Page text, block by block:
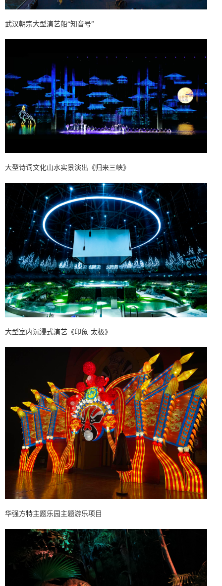
武汉朝宗大型演艺船“知音号”
大型诗词文化山水实景演出《归来三峡》
大型室内沉浸式演艺《印象·太极》
华强方特主题乐园主题游乐项目